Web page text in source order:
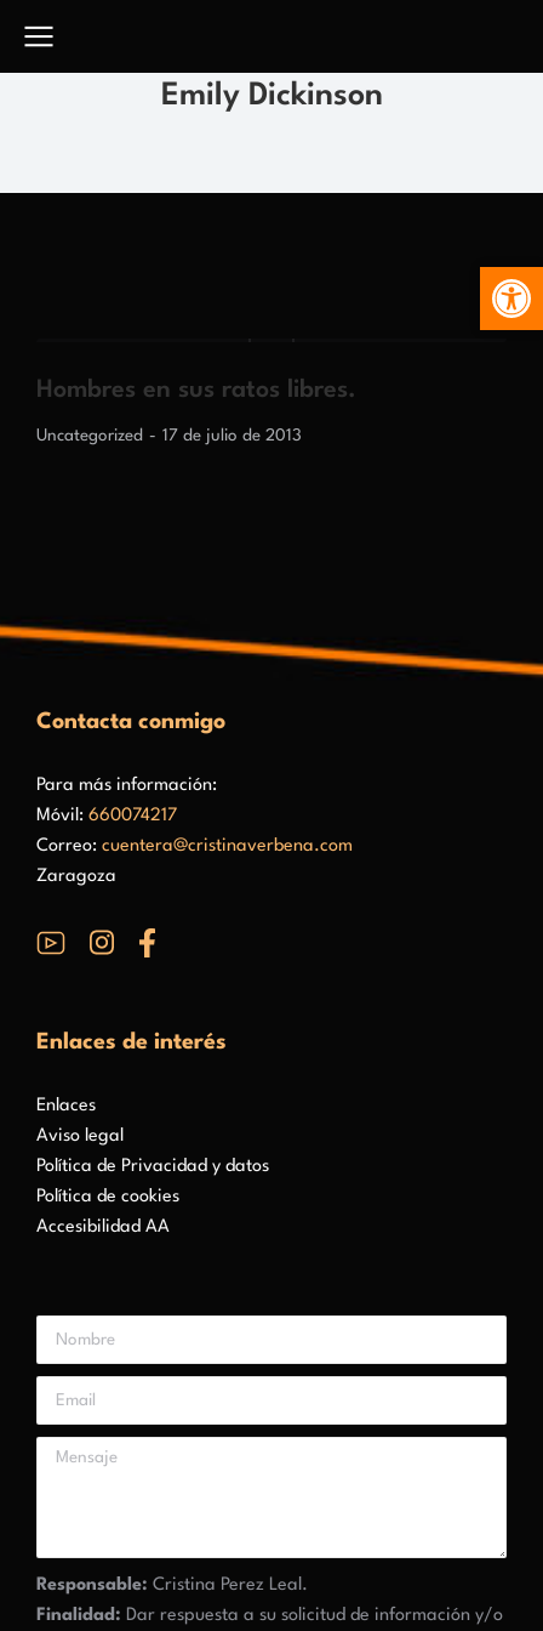
Emily Dickinson
Hombres en sus ratos libres.
Uncategorized 17 de julio de 2013
Contacta conmigo
Para más información:
Móvil: 660074217
Correo: cuentera@cristinaverbena.com
Zaragoza
Enlaces de interés
Enlaces
Aviso legal
Política de Privacidad y datos
Política de cookies
Accesibilidad AA
Responsable: Cristina Perez Leal.
Finalidad: Dar respuesta a su solicitud de información y/o